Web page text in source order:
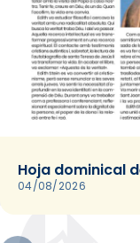
Hoja dominical
04/08/2026